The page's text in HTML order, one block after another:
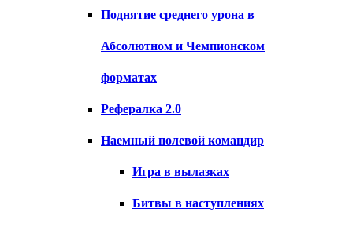
Поднятие среднего урона в
Абсолютном и Чемпионском
форматах
Рефералка 2.0
Наемный полевой командир
Игра в вылазках
Битвы в наступлениях